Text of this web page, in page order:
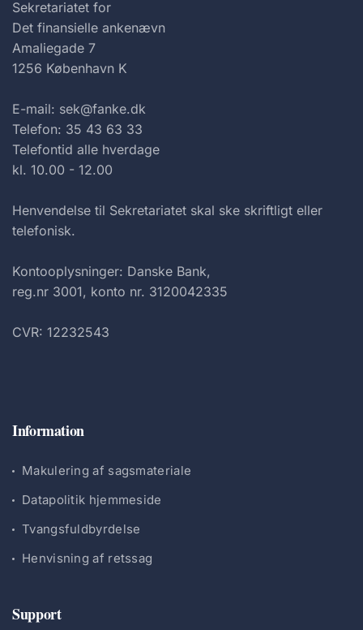
Sekretariatet for
Det finansielle ankenævn
Amaliegade 7
1256 København K
E-mail: sek@fanke.dk
Telefon: 35 43 63 33
Telefontid alle hverdage
kl. 10.00 - 12.00
Henvendelse til Sekretariatet skal ske skriftligt eller
telefonisk.
Kontooplysninger: Danske Bank,
reg.nr 3001, konto nr. 3120042335
CVR: 12232543
Information
Makulering af sagsmateriale
Datapolitik hjemmeside
Tvangsfuldbyrdelse
Henvisning af retssag
Support